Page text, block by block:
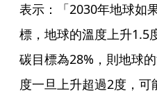
表示：「2030年地球如
標，地球的溫度上升1.5
碳目標為28%，則地球
度一旦上升超過2度，